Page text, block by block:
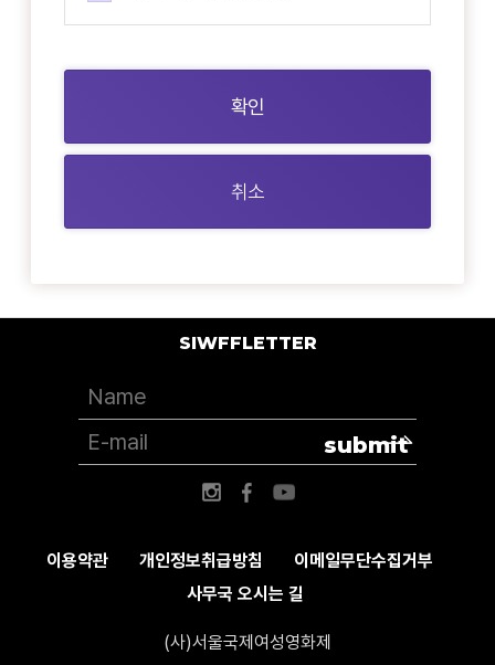
취소
이용약관 개인정보취급방침
이메일무단수집거부
사무국 오시는 길
(사)서울국제여성영화제
SIWFFLETTER
submit